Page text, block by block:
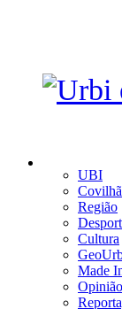
UBI
Covilhã
Região
Cultura
Made
Opinião